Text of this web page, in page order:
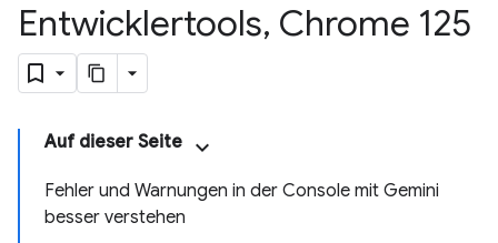
Entwicklertools, Chrome 125
Auf dieser Seite
Fehler und Warnungen in der Console mit Gemini
besser verstehen